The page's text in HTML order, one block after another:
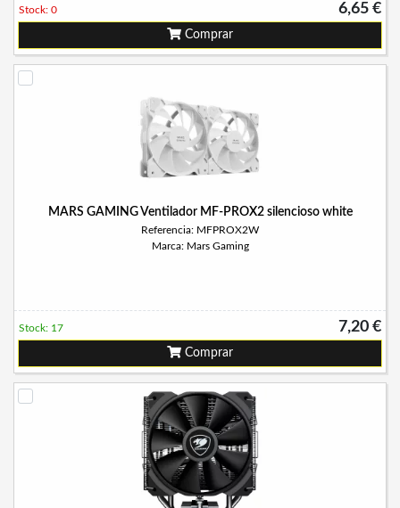
6,65 €
Stock: 0
Comprar
MARS GAMING Ventilador MF-PROX2 silencioso white
Referencia: MFPROX2W
Marca: Mars Gaming
7,20 €
Stock: 17
Comprar